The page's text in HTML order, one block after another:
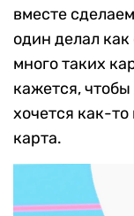
вместе
один делал
много таких
кажется,
хочется как-
карта.